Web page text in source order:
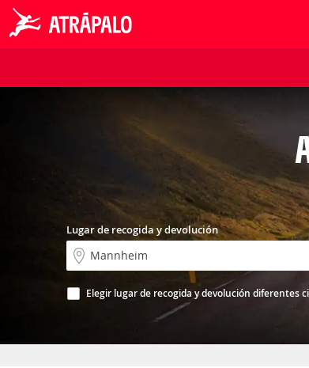
Lugar de recogida y devolución
Elegir lugar de recogida y devolución diferentes